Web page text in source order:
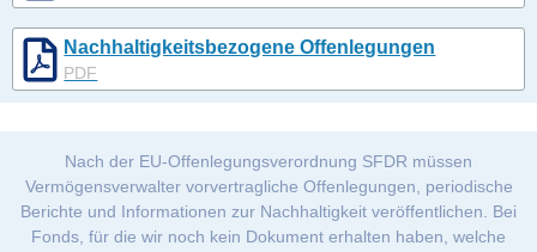
Nachhaltigkeitsbezogene Offenlegungen
PDF
Nach der EU-Offenlegungsverordnung SFDR müssen
Vermögensverwalter vorvertragliche Offenlegungen, periodische
Berichte und Informationen zur Nachhaltigkeit veröffentlichen. Bei
Fonds, für die wir noch kein Dokument erhalten haben, welche